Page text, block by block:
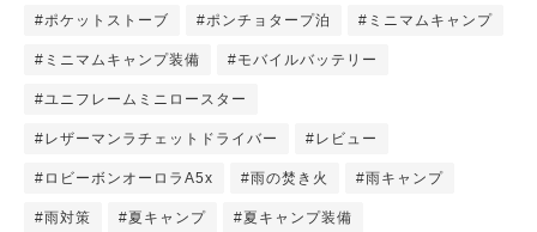
#ポケットストーブ #ポンチョタープ泊 #ミニマムキャンプ
#ミニマムキャンプ装備 #モバイルバッテリー
#ユニフレームミニロースター
#レザーマンラチェットドライバー #レビュー
#ロビーボンオーロラA5x #雨の焚き火 #雨キャンプ
#雨対策 #夏キャンプ #夏キャンプ装備